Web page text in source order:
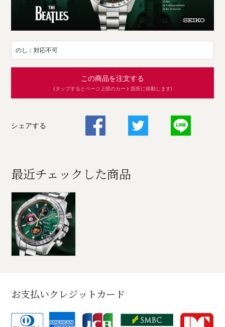
のし：対応不可
この商品を注文する
(タップするとページ上部のカート箇所に移動します)
シェアする
最近チェックした商品
お支払いクレジットカード